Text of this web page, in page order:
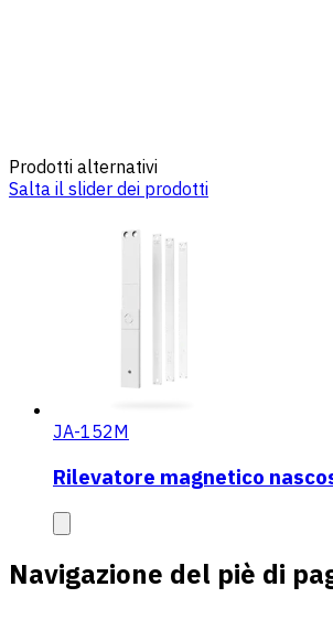
Prodotti alternativi
Salta il slider dei prodotti
JA-152M
Rilevatore magnetico
Navigazione del piè di